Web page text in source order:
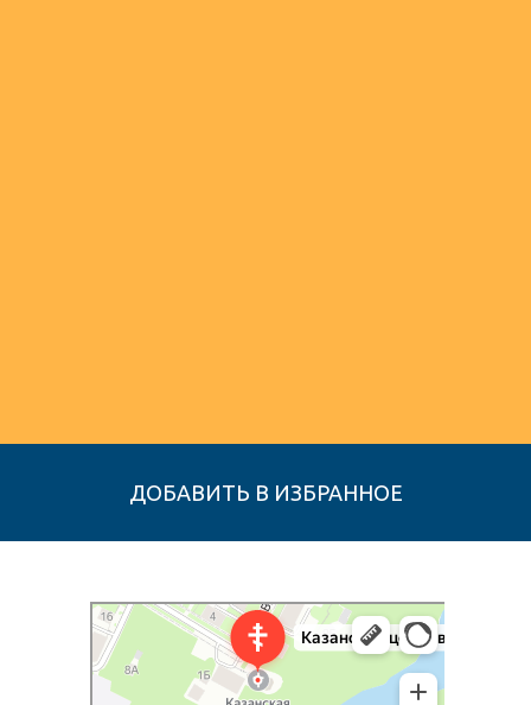
Церковь Казанской иконы Божией Матери
Православный храм в Рыбинске